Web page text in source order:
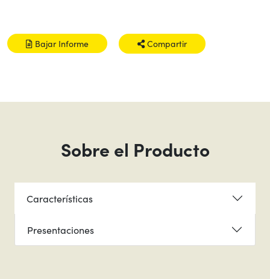
Bajar Informe Compartir
Sobre el Producto
Características
Presentaciones